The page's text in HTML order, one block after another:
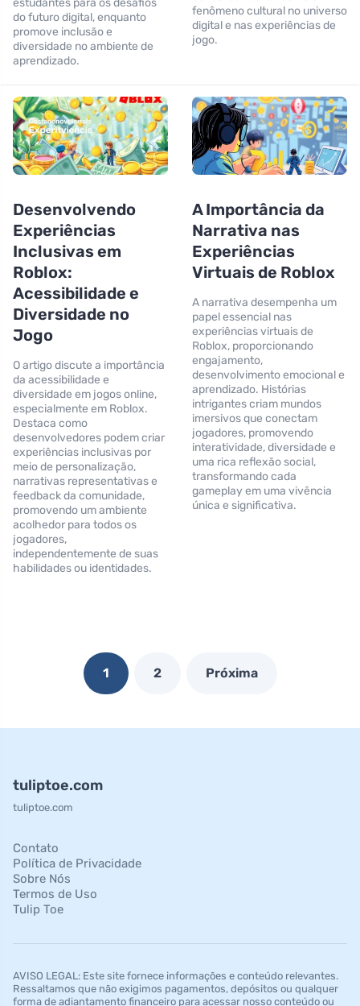
estudantes para os desafios
do futuro digital, enquanto
promove inclusão e
diversidade no ambiente de
aprendizado.
fenômeno cultural no universo
digital e nas experiências de
jogo.
Desenvolvendo
Experiências
Inclusivas em
Roblox:
Acessibilidade e
Diversidade no
Jogo
O artigo discute a importância
da acessibilidade e
diversidade em jogos online,
especialmente em Roblox.
Destaca como
desenvolvedores podem criar
experiências inclusivas por
meio de personalização,
narrativas representativas e
feedback da comunidade,
promovendo um ambiente
acolhedor para todos os
jogadores,
independentemente de suas
habilidades ou identidades.
A Importância da
Narrativa nas
Experiências
Virtuais de Roblox
A narrativa desempenha um
papel essencial nas
experiências virtuais de
Roblox, proporcionando
engajamento,
desenvolvimento emocional e
aprendizado. Histórias
intrigantes criam mundos
imersivos que conectam
jogadores, promovendo
interatividade, diversidade e
uma rica reflexão social,
transformando cada
gameplay em uma vivência
única e significativa.
1 2 Próxima
tuliptoe.com
tuliptoe.com
Contato
Política de Privacidade
Sobre Nós
Termos de Uso
Tulip Toe
AVISO LEGAL: Este site fornece informações e conteúdo relevantes.
Ressaltamos que não exigimos pagamentos, depósitos ou qualquer
forma de adiantamento financeiro para acessar nosso conteúdo ou